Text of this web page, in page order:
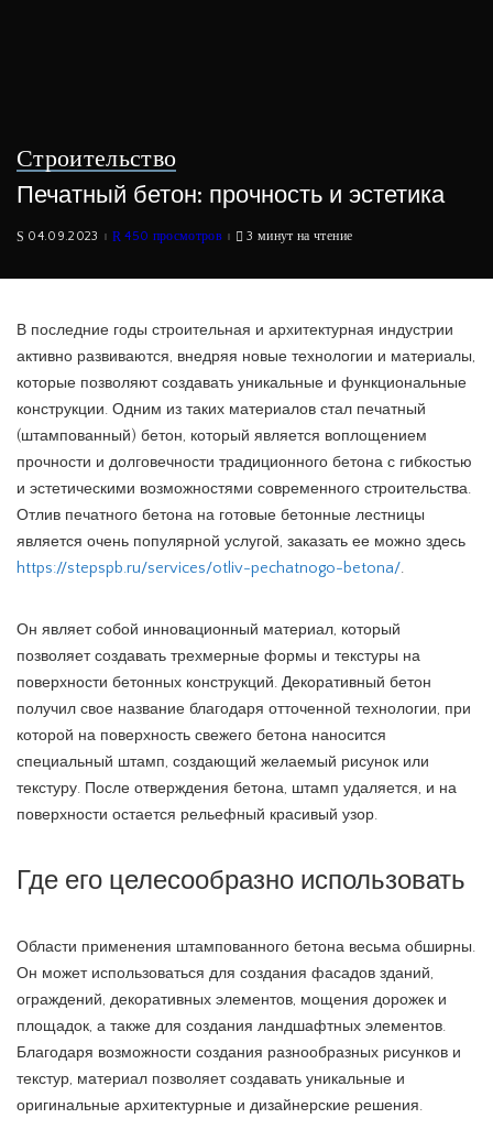
Строительство
Печатный бетон: прочность и эстетика
04.09.2023 450 просмотров 3 минут на чтение
В последние годы строительная и архитектурная индустрии
активно развиваются, внедряя новые технологии и материалы,
которые позволяют создавать уникальные и функциональные
конструкции. Одним из таких материалов стал печатный
(штампованный) бетон, который является воплощением
прочности и долговечности традиционного бетона с гибкостью
и эстетическими возможностями современного строительства.
Отлив печатного бетона на готовые бетонные лестницы
является очень популярной услугой, заказать ее можно здесь
https://stepspb.ru/services/otliv-pechatnogo-betona/.
Он являет собой инновационный материал, который
позволяет создавать трехмерные формы и текстуры на
поверхности бетонных конструкций. Декоративный бетон
получил свое название благодаря отточенной технологии, при
которой на поверхность свежего бетона наносится
специальный штамп, создающий желаемый рисунок или
текстуру. После отверждения бетона, штамп удаляется, и на
поверхности остается рельефный красивый узор.
Где его целесообразно использовать
Области применения штампованного бетона весьма обширны.
Он может использоваться для создания фасадов зданий,
ограждений, декоративных элементов, мощения дорожек и
площадок, а также для создания ландшафтных элементов.
Благодаря возможности создания разнообразных рисунков и
текстур, материал позволяет создавать уникальные и
оригинальные архитектурные и дизайнерские решения.